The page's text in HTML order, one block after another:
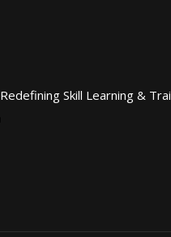
Redefining Skill Learning &